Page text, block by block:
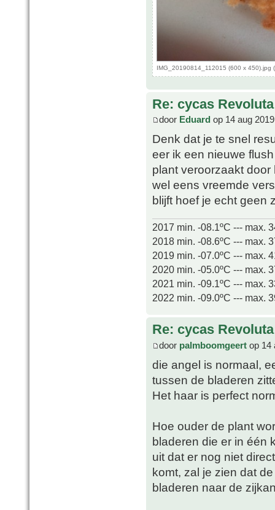
IMG_20190814_112015 (600 x 450).jpg
Re: cycas Revoluta
door Eduard op 14 aug
Denk dat je te snel
eer ik een nieuwe
plant veroorzaakt
wel eens vreemde
blijft hoef je echt geen
2017 min. -08.1ºC --- max.
2018 min. -08.6ºC --- max.
2019 min. -07.0ºC --- max.
2020 min. -05.0ºC --- max.
2021 min. -09.1ºC --- max.
2022 min. -09.0ºC --- max.
Re: cycas Revoluta
door palmboomgeert op 14
die angel is normaal,
tussen de bladeren
Het haar is perfect
Hoe ouder de plant
bladeren die er in één
uit dat er nog niet
komt, zal je zien dat
bladeren naar de